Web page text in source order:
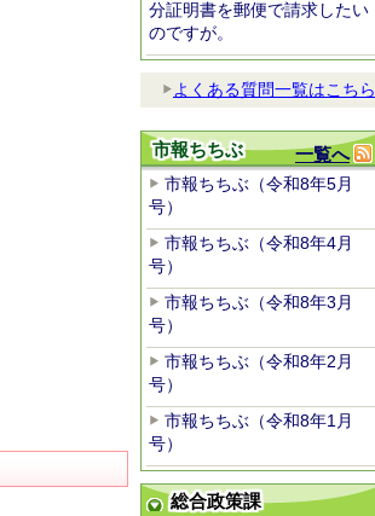
分証明書を郵便で請求したい
のですが。
よくある質問一覧はこちら
一覧へ
市報ちちぶ
市報ちちぶ（令和8年5月
号）
市報ちちぶ（令和8年4月
号）
市報ちちぶ（令和8年3月
号）
市報ちちぶ（令和8年2月
号）
市報ちちぶ（令和8年1月
号）
総合政策課